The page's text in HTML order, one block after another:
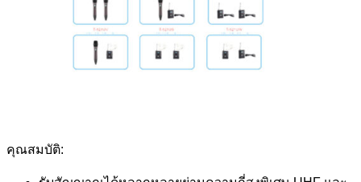
คุณสมบัติ: